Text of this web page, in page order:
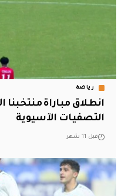
رياضة
انطلاق مباراة منتخبنا
التصفيات الآسيوية
قبل 11 شهر